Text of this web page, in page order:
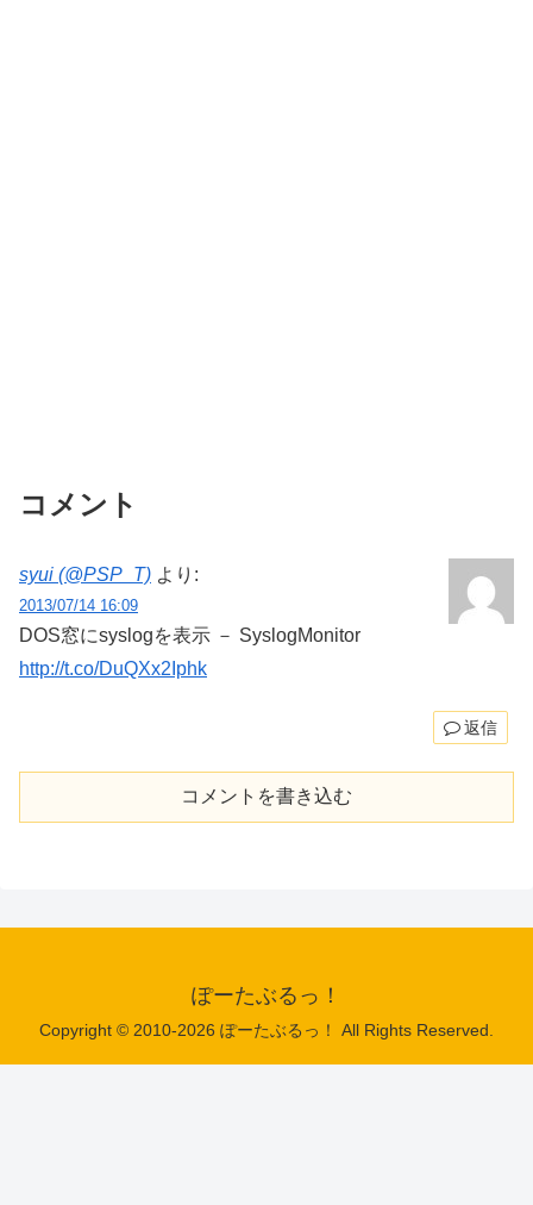
コメント
syui (@PSP_T) より:
2013/07/14 16:09
DOS窓にsyslogを表示 － SyslogMonitor
http://t.co/DuQXx2Iphk
返信
コメントを書き込む
ぽーたぶるっ！
Copyright © 2010-2026 ぽーたぶるっ！ All Rights Reserved.